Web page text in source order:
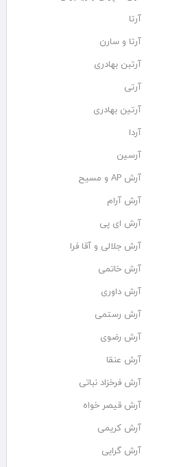
آرتا
آرتا و سارن
آرتبن بهادری
آرتی
آرتین بهادری
آردا
آرسین
آرش AP و مسیح
آرش آرام
آرش ای پی
آرش جلالی و آقا فرا
آرش خاتمی
آرش داوری
آرش رستمى
آرش رضوی
آرش عنقا
آرش فرخزاد نباتی
آرش قیصر خواه
آرش کریمی
آرش گرایی